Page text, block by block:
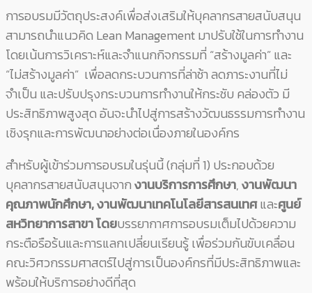
การอบรมมีวัตถุประสงค์เพื่อส่งเสริมให้บุคลากรสายสนับสนุน
สามารถนำแนวคิด Lean Management มาปรับใช้ในการทำงาน
โดยเน้นการวิเคราะห์และจำแนกกิจกรรมที่ “สร้างมูลค่า” และ
“ไม่สร้างมูลค่า” เพื่อลดกระบวนการที่ล่าช้า ลดภาระงานที่ไม่
จำเป็น และปรับปรุงกระบวนการทำงานให้กระชับ คล่องตัว มี
ประสิทธิภาพสูงสุด อันจะนำไปสู่การสร้างวัฒนธรรมการทำงาน
เชิงรุกและการพัฒนาอย่างต่อเนื่องภายในองค์กร
สำหรับผู้เข้าร่วมการอบรมในรุ่นนี้ (กลุ่มที่ 1) ประกอบด้วย
บุคลากรสายสนับสนุนจากงานบริการการศึกษา,งานพัฒนา
คุณภาพนักศึกษา,งานพัฒนาเทคโนโลยีสารสนเทศและศูนย์
สหวิทยาการสาขา โดยบรรยากาศการอบรมเต็มไปด้วยความ
กระตือรือร้นและการแลกเปลี่ยนเรียนรู้ เพื่อร่วมกันขับเคลื่อน
คณะวิศวกรรมศาสตร์ไปสู่การเป็นองค์กรที่มีประสิทธิภาพและ
พร้อมให้บริการอย่างดีที่สุด